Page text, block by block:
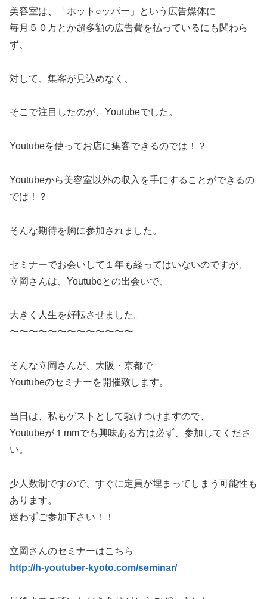
美容室は、「ホット○ッパー」という広告媒体に
毎月５０万とか超多額の広告費を払っているにも関わら
ず、
対して、集客が見込めなく、
そこで注目したのが、Youtubeでした。
Youtubeを使ってお店に集客できるのでは！？
Youtubeから美容室以外の収入を手にすることができるの
では！？
そんな期待を胸に参加されました。
セミナーでお会いして１年も経ってはいないのですが、
立岡さんは、Youtubeとの出会いで、
大きく人生を好転させました。
〜〜〜〜〜〜〜〜〜〜〜〜〜
そんな立岡さんが、大阪・京都で
Youtubeのセミナーを開催致します。
当日は、私もゲストとして駆けつけますので、
Youtubeが１mmでも興味ある方は必ず、参加してくださ
い。
少人数制ですので、すぐに定員が埋まってしまう可能性も
あります。
迷わずご参加下さい！！
立岡さんのセミナーはこちら
http://h-youtuber-kyoto.com/seminar/